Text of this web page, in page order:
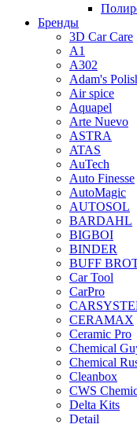
Бренды
3D Car Care
A1
A302
Adam's
Air spice
Aquapel
Arte Nuevo
ASTRA
ATAS
AuTech
Auto Finesse
AutoMagic
AUTOSOL
BARDAHL
BIGBOI
BINDER
BUFF
Car Tool
CarPro
CERAMAX
Ceramic Pro
Chemical
Chemical
Cleanbox
CWS
Delta Kits
Detail